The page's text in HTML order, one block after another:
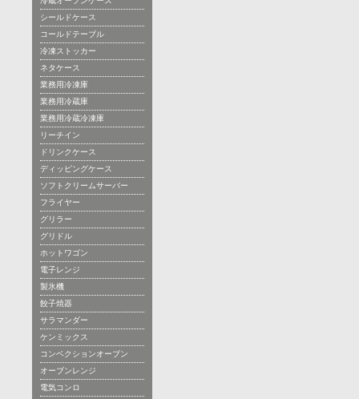
シールドケース
コールドテーブル
冷凍ストッカー
ネタケース
業務用冷凍庫
業務用冷蔵庫
業務用冷蔵冷凍庫
リーチイン
ドリンクケース
ディッピングケース
ソフトクリームサーバー
フライヤー
グリラー
グリドル
ホットワゴン
電子レンジ
製氷機
餃子焼器
サラマンダー
ケンミックス
コンベクションオーブン
オーブンレンジ
電気コンロ